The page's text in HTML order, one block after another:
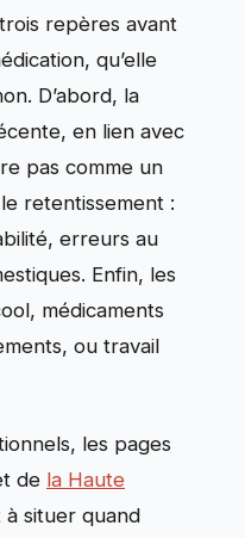
repères avant
qu’elle
D’abord, la
en lien avec
pas comme un
retentissement :
erreurs au
Enfin, les
médicaments
ou travail
les pages
de la Haute
à situer quand